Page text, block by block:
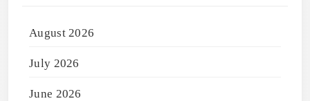
August 2026
July 2026
June 2026